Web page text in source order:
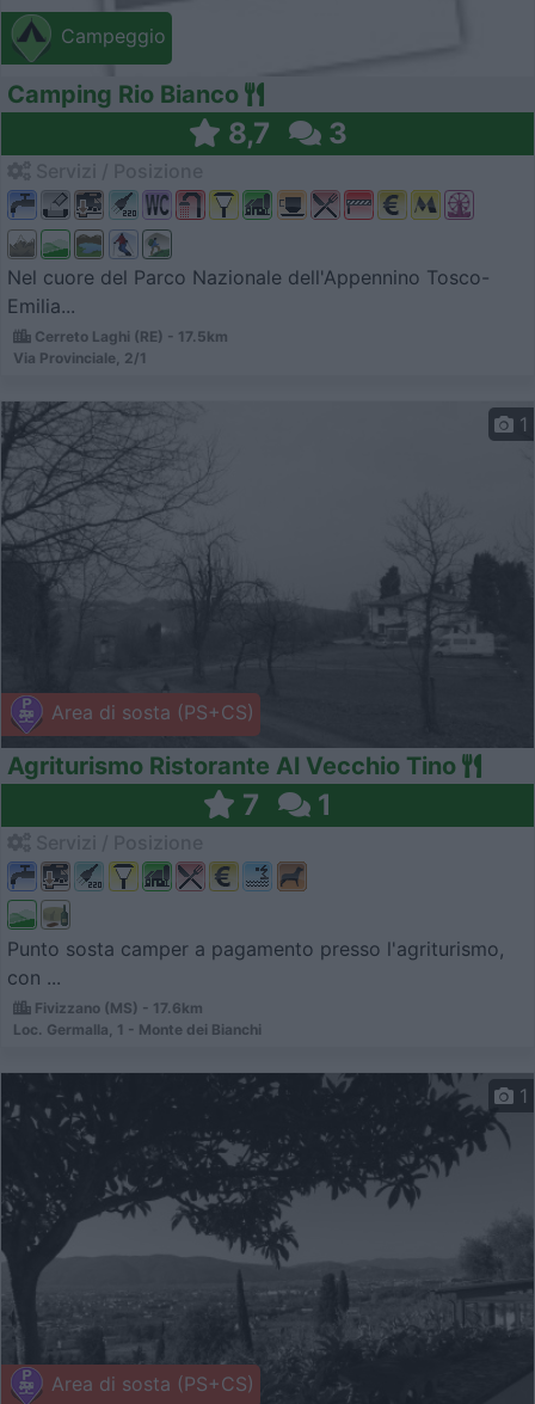
Campeggio
Camping Rio Bianco
8,7 3
Nel cuore del Parco Nazionale dell'Appennino Tosco-
Emilia...
Cerreto Laghi (RE) - 17.5km
Via Provinciale, 2/1
Area di sosta (PS+CS)
1
Agriturismo Ristorante Al Vecchio Tino
7 1
Punto sosta camper a pagamento presso l'agriturismo,
con ...
Fivizzano (MS) - 17.6km
Loc. Germalla, 1 - Monte dei Bianchi
Area di sosta (PS+CS)
1